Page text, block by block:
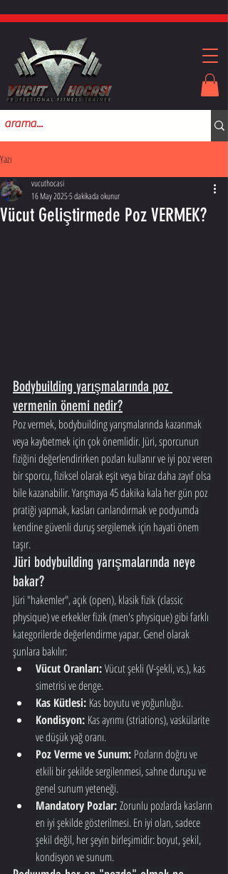
Yazı
Vücut Geliştirmede Poz VERMEK?
vucuthocasi
16 May 20255 dakikada okunur
Bodybuilding yarışmalarında poz
vermenin önemi nedir?
Poz vermek, bodybuilding yarışmalarında kazanmak
veya kaybetmek için çok önemlidir. Jüri, sporcunun
fiziğini değerlendirirken pozları kullanır ve iyi poz veren
bir sporcu, fiziksel olarak eşit veya biraz daha zayıf olsa
bile kazanabilir. Yarışmaya 45 dakika kala her gün poz
pratiği yapmak, kasları canlandırmak ve podyumda
kendine güvenli duruş sergilemek için hayati önem
taşır.
Jüri bodybuilding yarışmalarında neye
bakar?
Jüri "hakemler", açık (open), klasik fizik (classic
physique) ve erkekler fizik (men's physique) gibi farklı
kategorilerde değerlendirme yapar. Genel olarak
şunlara bakılır:
Vücut Oranları: Vücut şekli (V-şekli, vs.), kas
simetrisi ve denge.
Kas Kütlesi: Kas boyutu ve yoğunluğu.
Kondisyon: Kas ayrımı (striations), vaskülarite
ve düşük yağ oranı.
Poz Verme ve Sunum: Pozların doğru ve
etkili bir şekilde sergilenmesi, sahne duruşu ve
genel sunum yeteneği.
Mandatory Pozlar: Zorunlu pozlarda kasların
en iyi şekilde gösterilmesi. En iyi olan, sadece
şekil değil, her şeyin birleşimidir: boyut, şekil,
kondisyon ve sunum.